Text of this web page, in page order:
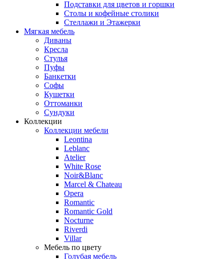
Подставки для цветов и горшки
Столы и кофейные столики
Стеллажи и Этажерки
Мягкая мебель
Диваны
Кресла
Стулья
Пуфы
Банкетки
Софы
Кушетки
Оттоманки
Сундуки
Коллекции
Коллекции мебели
Leontina
Leblanc
Аtelier
White Rose
Noir&Blanc
Marcel & Chateau
Opera
Romantic
Romantic Gold
Nocturne
Riverdi
Villar
Мебель по цвету
Голубая мебель